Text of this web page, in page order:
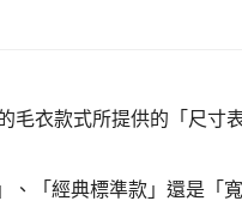
毛衣款式所提供的「尺寸
「經典標準款」還是「